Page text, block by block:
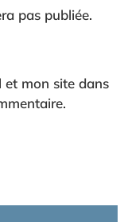
pas publiée.
et mon site dans